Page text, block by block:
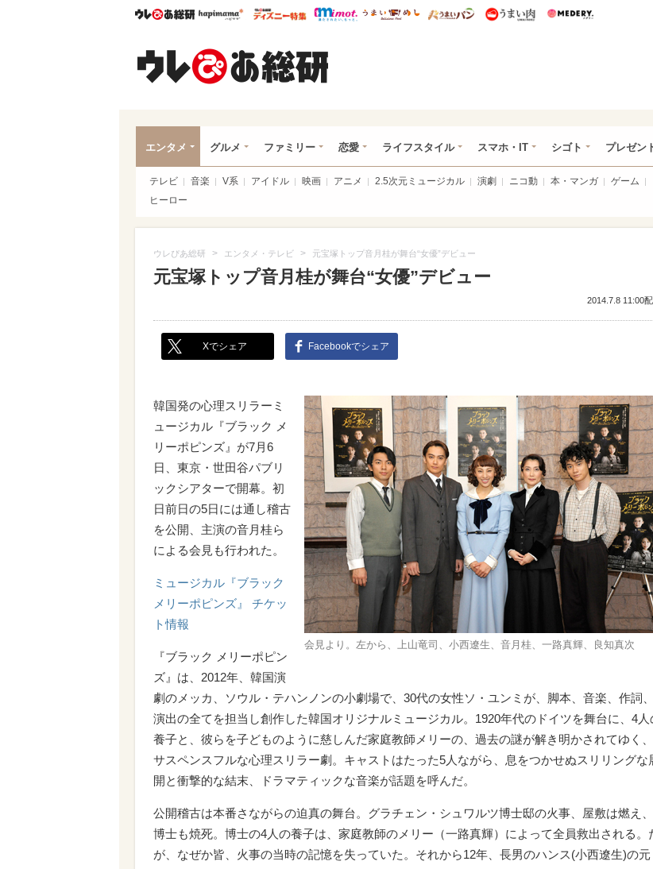
ウレぴあ総研ハピママ* ウレぴあ総研 ディズニー特集
mimot. うまいめし うまいパン うまい肉
エンタメ グルメ ファミリー 恋愛 ライフスタイル スマホ・IT シゴト プレゼン
テレビ 音楽 V系 アイドル 映画 アニメ 2.5次元ミュージカル 演劇 ニコ動 本・マンガ ゲーム
ヒーロー
ウレぴあ総研 > エンタメ・テレビ > 元宝塚トップ音月桂が舞台“女優”デビュー
元宝塚トップ音月桂が舞台“女優”デビュー
2014.7.8 11:00
Xでシェア Facebookでシェア
会見より。左から、上山竜司、小西遼生、音月桂、一路真輝、良知真次
韓国発の心理スリラーミ
ュージカル『ブラック メ
リーポピンズ』が7月6
日、東京・世田谷パブリ
ックシアターで開幕。初
日前日の5日には通し稽古
を公開、主演の音月桂ら
による会見も行われた。
ミュージカル『ブラック
メリーポピンズ』 チケッ
ト情報
『ブラック メリーポピン
ズ』は、2012年、韓国演
劇のメッカ、ソウル・テハンノンの小劇場で、30代の女性ソ・ユンミが、脚本、音楽、作詞、
演出の全てを担当し創作した韓国オリジナルミュージカル。1920年代のドイツを舞台に、4人
養子と、彼らを子どものように慈しんだ家庭教師メリーの、過去の謎が解き明かされてゆく、
サスペンスフルな心理スリラー劇。キャストはたった5人ながら、息をつかせぬスリリングな
開と衝撃的な結末、ドラマティックな音楽が話題を呼んだ。
公開稽古は本番さながらの迫真の舞台。グラチェン・シュワルツ博士邸の火事、屋敷は燃え、
博士も焼死。博士の4人の養子は、家庭教師のメリー（一路真輝）によって全員救出される。
が、なぜか皆、火事の当時の記憶を失っていた。それから12年、長男のハンス(小西遼生)の元